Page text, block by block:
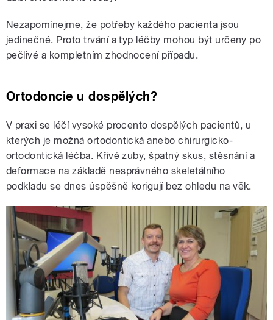
Nezapomínejme, že potřeby každého pacienta jsou
jedinečné. Proto trvání a typ léčby mohou být určeny po
pečlivé a kompletním zhodnocení případu.
Ortodoncie u dospělých?
V praxi se léčí vysoké procento dospělých pacientů, u
kterých je možná ortodontická anebo chirurgicko-
ortodontická léčba. Křivé zuby, špatný skus, stěsnání a
deformace na základě nesprávného skeletálního
podkladu se dnes úspěšně korigují bez ohledu na věk.